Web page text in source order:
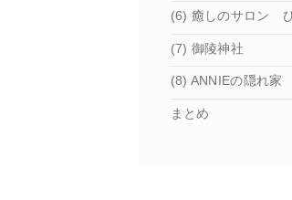
(6) 癒しのサロン
(7) 御陵神社
(8) ANNIEの隠れ家
まとめ